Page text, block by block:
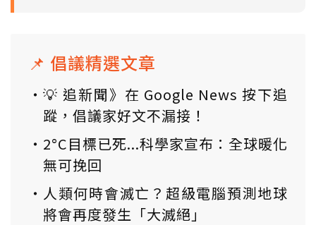
📌 倡議精選文章
💡 追新聞》在 Google News 按下追
蹤，倡議家好文不漏接！
2°C目標已死...科學家宣布：全球暖化
無可挽回
人類何時會滅亡？超級電腦預測地球
將會再度發生「大滅絕」